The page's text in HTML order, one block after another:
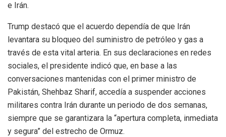
e Irán.
Trump destacó que el acuerdo dependía de que Irán
levantara su bloqueo del suministro de petróleo y gas a
través de esta vital arteria. En sus declaraciones en redes
sociales, el presidente indicó que, en base a las
conversaciones mantenidas con el primer ministro de
Pakistán, Shehbaz Sharif, accedía a suspender acciones
militares contra Irán durante un periodo de dos semanas,
siempre que se garantizara la “apertura completa, inmediata
y segura” del estrecho de Ormuz.